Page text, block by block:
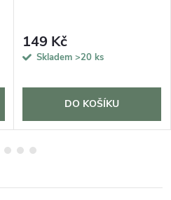
149 Kč
Skladem >20 ks
DO KOŠÍKU